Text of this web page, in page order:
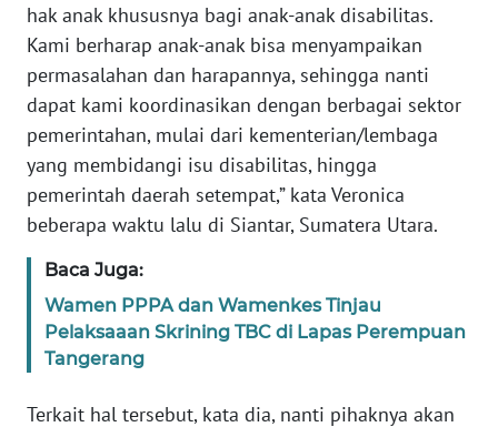
hak anak khususnya bagi anak-anak disabilitas.
Kami berharap anak-anak bisa menyampaikan
permasalahan dan harapannya, sehingga nanti
dapat kami koordinasikan dengan berbagai sektor
pemerintahan, mulai dari kementerian/lembaga
yang membidangi isu disabilitas, hingga
pemerintah daerah setempat,” kata Veronica
beberapa waktu lalu di Siantar, Sumatera Utara.
Baca Juga:
Wamen PPPA dan Wamenkes Tinjau
Pelaksaaan Skrining TBC di Lapas Perempuan
Tangerang
Terkait hal tersebut, kata dia, nanti pihaknya akan
MEDIA
SIBER
REDAKSI
Wahana
Regional
WN